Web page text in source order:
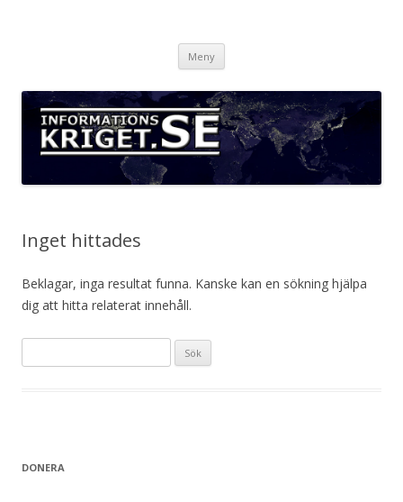
Meny
Inget hittades
Beklagar, inga resultat funna. Kanske kan en sökning hjälpa
dig att hitta relaterat innehåll.
efter:
DONERA